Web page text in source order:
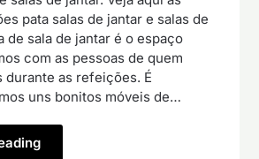
pata salas de jantar e salas de
de sala de jantar é o espaço
com as pessoas de quem
durante as refeições. É
uns bonitos móveis de…